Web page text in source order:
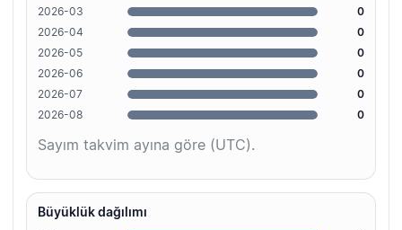
2026-03
0
2026-04
0
2026-05
0
2026-06
0
2026-07
0
2026-08
0
Sayım takvim ayına göre (UTC).
Büyüklük dağılımı